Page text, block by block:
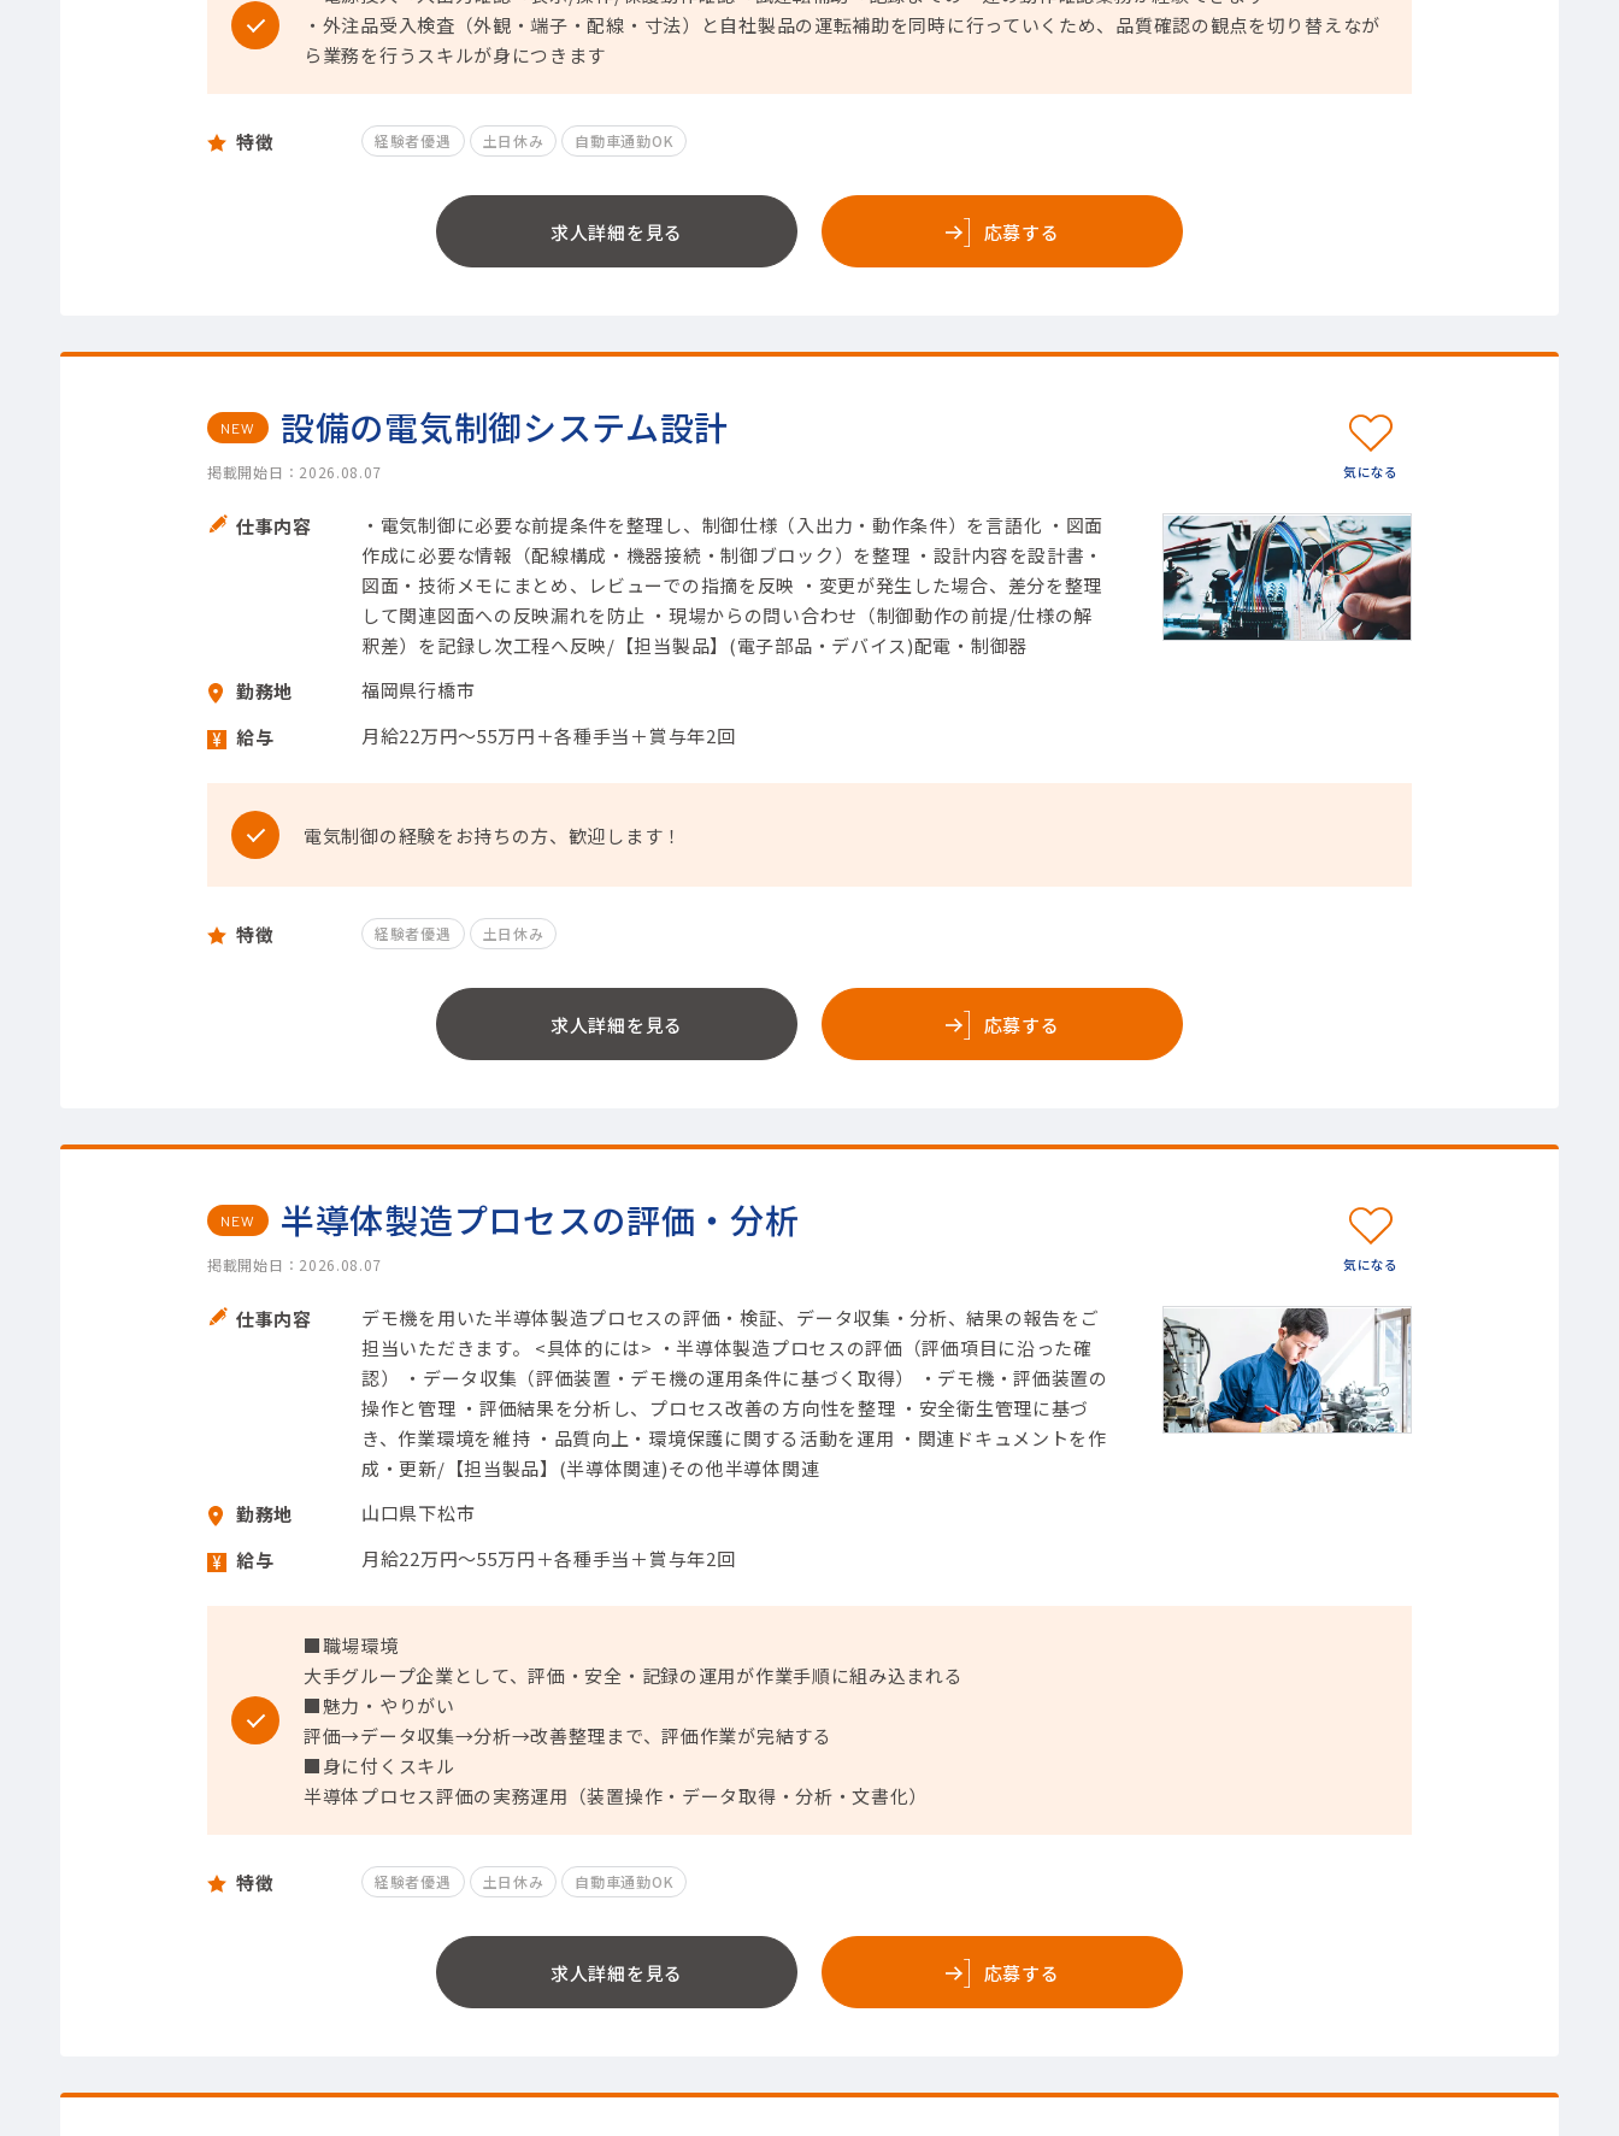
・外注品受入検査（外観・端子・配線・寸法）と自社製品の運転補助を同時に行っていくため、品質確認の観点を切り替えなが
ら業務を行うスキルが身につきます
特徴 経験者優遇 土日休み 自動車通勤OK
求人詳細を見る 応募する
NEW 設備の電気制御システム設計
掲載開始日：2026.08.07
仕事内容
・電気制御に必要な前提条件を整理し、制御仕様（入出力・動作条件）を言語化 ・図面
作成に必要な情報（配線構成・機器接続・制御ブロック）を整理 ・設計内容を設計書・
図面・技術メモにまとめ、レビューでの指摘を反映 ・変更が発生した場合、差分を整理
して関連図面への反映漏れを防止 ・現場からの問い合わせ（制御動作の前提/仕様の解
釈差）を記録し次工程へ反映/【担当製品】(電子部品・デバイス)配電・制御器
勤務地
福岡県行橋市
給与
月給22万円～55万円＋各種手当＋賞与年2回
電気制御の経験をお持ちの方、歓迎します！
特徴 経験者優遇 土日休み
求人詳細を見る 応募する
NEW 半導体製造プロセスの評価・分析
掲載開始日：2026.08.07
仕事内容
デモ機を用いた半導体製造プロセスの評価・検証、データ収集・分析、結果の報告をご
担当いただきます。 <具体的には> ・半導体製造プロセスの評価（評価項目に沿った確
認） ・データ収集（評価装置・デモ機の運用条件に基づく取得） ・デモ機・評価装置の
操作と管理 ・評価結果を分析し、プロセス改善の方向性を整理 ・安全衛生管理に基づ
き、作業環境を維持 ・品質向上・環境保護に関する活動を運用 ・関連ドキュメントを作
成・更新/【担当製品】(半導体関連)その他半導体関連
勤務地
山口県下松市
給与
月給22万円～55万円＋各種手当＋賞与年2回
■職場環境
大手グループ企業として、評価・安全・記録の運用が作業手順に組み込まれる
■魅力・やりがい
評価→データ収集→分析→改善整理まで、評価作業が完結する
■身に付くスキル
半導体プロセス評価の実務運用（装置操作・データ取得・分析・文書化）
特徴 経験者優遇 土日休み 自動車通勤OK
求人詳細を見る 応募する